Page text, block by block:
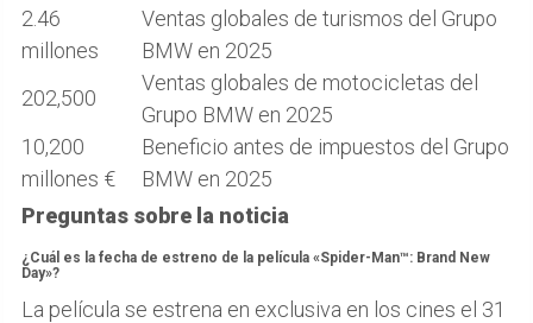
2.46
millones
Ventas globales de turismos del Grupo
BMW en 2025
202,500
Ventas globales de motocicletas del
Grupo BMW en 2025
10,200
millones €
Beneficio antes de impuestos del Grupo
BMW en 2025
Preguntas sobre la noticia
¿Cuál es la fecha de estreno de la película «Spider-Man™: Brand New
Day»?
La película se estrena en exclusiva en los cines el 31